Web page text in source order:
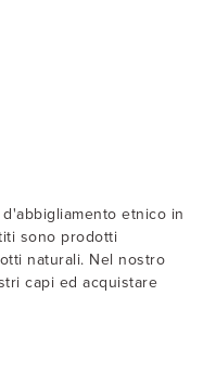
etnico in
sono prodotti
naturali. Nel nostro
capi ed acquistare